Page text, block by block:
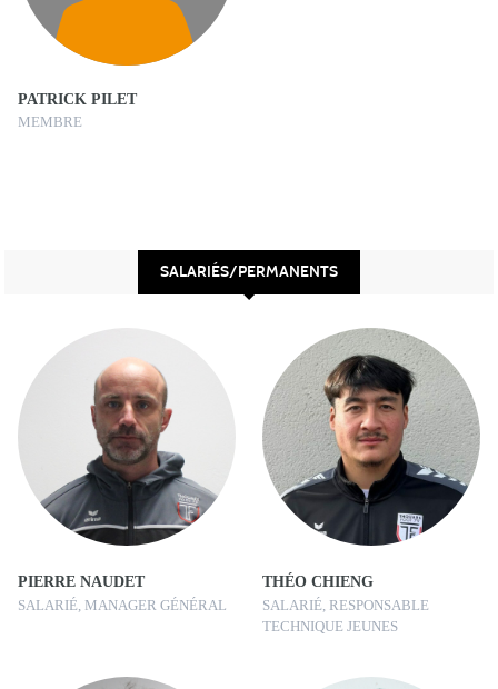
PATRICK PILET
MEMBRE
SALARIÉS/PERMANENTS
PIERRE NAUDET
SALARIÉ, MANAGER GÉNÉRAL
THÉO CHIENG
SALARIÉ, RESPONSABLE
TECHNIQUE JEUNES